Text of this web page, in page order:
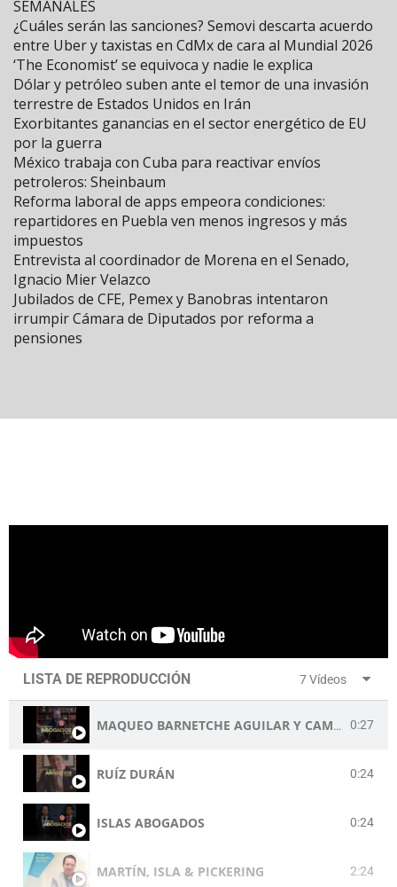
SEMANALES
¿Cuáles serán las sanciones? Semovi descarta acuerdo
entre Uber y taxistas en CdMx de cara al Mundial 2026
‘The Economist’ se equivoca y nadie le explica
Dólar y petróleo suben ante el temor de una invasión
terrestre de Estados Unidos en Irán
Exorbitantes ganancias en el sector energético de EU
por la guerra
México trabaja con Cuba para reactivar envíos
petroleros: Sheinbaum
Reforma laboral de apps empeora condiciones:
repartidores en Puebla ven menos ingresos y más
impuestos
Entrevista al coordinador de Morena en el Senado,
Ignacio Mier Velazco
Jubilados de CFE, Pemex y Banobras intentaron
irrumpir Cámara de Diputados por reforma a
pensiones
LISTA DE REPRODUCCIÓN 7 Vídeos
MAQUEO BARNETCHE AGUILAR Y CAMARENA S.C 0:27
RUÍZ DURÁN 0:24
ISLAS ABOGADOS 0:24
MARTÍN, ISLA & PICKERING 2:24